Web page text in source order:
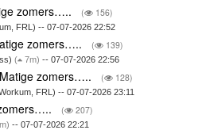
zomers….. ( 156)
FRL) -- 07-07-2026 22:52
zomers….. ( 139)
( 7m) -- 07-07-2026 22:56
zomers….. ( 128)
FRL) -- 07-07-2026 23:11
( 207)
-- 07-07-2026 22:21